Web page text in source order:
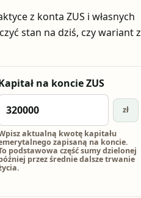
z konta ZUS i własnych
stan na dziś, czy wariant z
na koncie ZUS
zł
aktualną kwotę kapitału
zapisaną na koncie.
podstawowa część sumy dzielonej
przez średnie dalsze trwanie